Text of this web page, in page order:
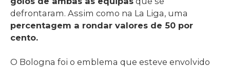
defrontaram. Assim como na La Liga, uma
percentagem a rondar valores de 50 por
cento.
O Bologna foi o emblema que esteve envolvido